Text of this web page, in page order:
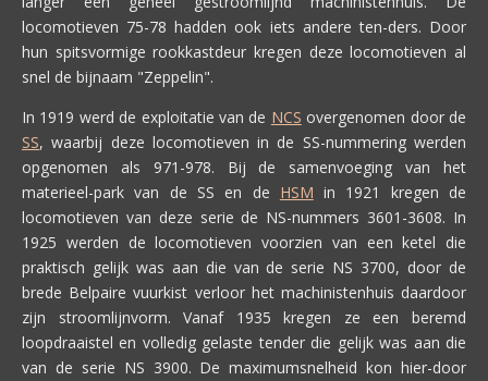
locomotieven 75-78 hadden ook iets andere ten-ders. Door
hun spitsvormige rookkastdeur kregen deze locomotieven al
snel de bijnaam "Zeppelin".
In 1919 werd de exploitatie van de NCS overgenomen door de
SS, waarbij deze locomotieven in de SS-nummering werden
opgenomen als 971-978. Bij de samenvoeging van het
materieel-park van de SS en de HSM in 1921 kregen de
locomotieven van deze serie de NS-nummers 3601-3608. In
1925 werden de locomotieven voorzien van een ketel die
praktisch gelijk was aan die van de serie NS 3700, door de
brede Belpaire vuurkist verloor het machinistenhuis daardoor
zijn stroomlijnvorm. Vanaf 1935 kregen ze een beremd
loopdraaistel en volledig gelaste tender die gelijk was aan die
van de serie NS 3900. De maximumsnelheid kon hier-door